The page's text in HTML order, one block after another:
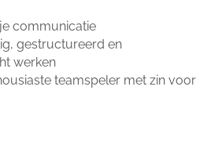
communicatie
gestructureerd en
werken
teamspeler met zin voor